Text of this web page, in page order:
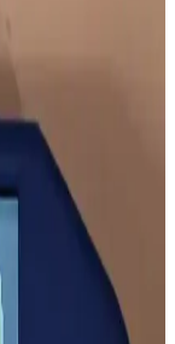
benzeyen ancak
harmonik
Nedenleri
inverter
Ancak sürekli ve
Uzman kontrolü